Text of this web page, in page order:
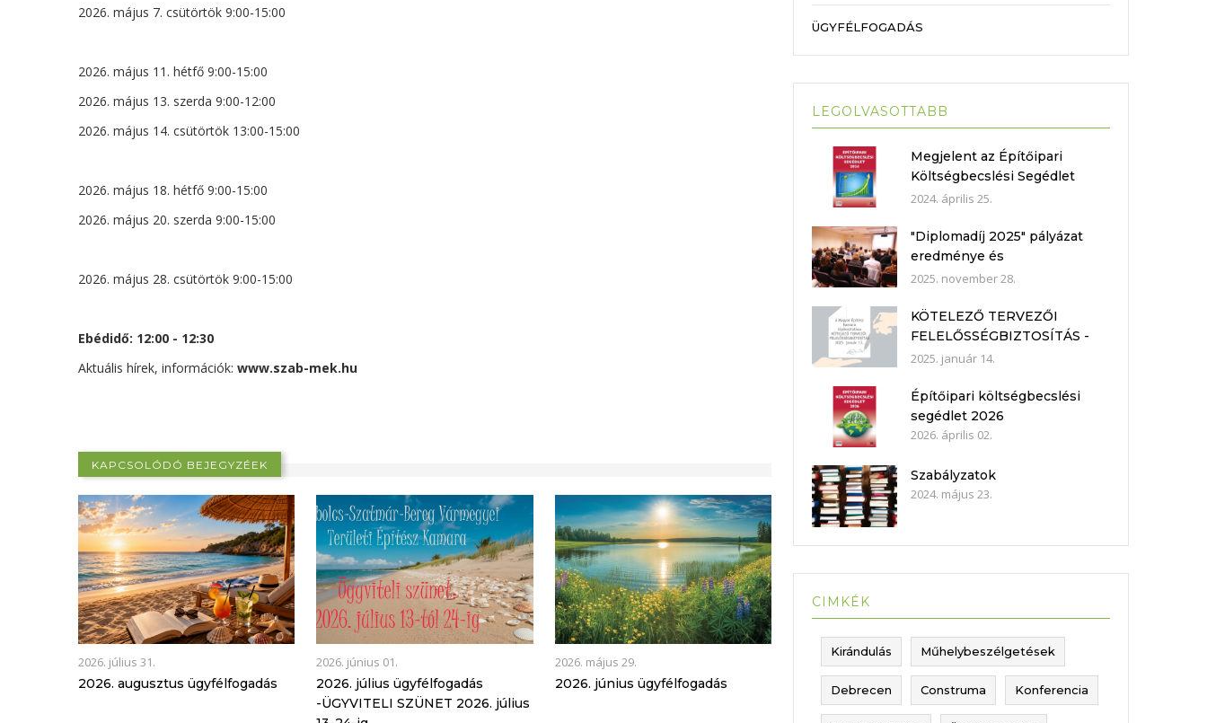
2026. május 7. csütörtök 9:00-15:00
2026. május 11. hétfő 9:00-15:00
2026. május 13. szerda 9:00-12:00
2026. május 14. csütörtök 13:00-15:00
2026. május 18. hétfő 9:00-15:00
2026. május 20. szerda 9:00-15:00
2026. május 28. csütörtök 9:00-15:00
Ebédidő: 12:00 - 12:30
Aktuális hírek, információk: www.szab-mek.hu
KAPCSOLÓDÓ BEJEGYZÉEK
2026. július 31.
2026. augusztus ügyfélfogadás
2026. június 01.
2026. július ügyfélfogadás
-ÜGYVITELI SZÜNET 2026. július
2026. május 29.
2026. június ügyfélfogadás
ÜGYFÉLFOGADÁS
LEGOLVASOTTABB
Megjelent az Építőipari
Költségbecslési Segédlet
2024
2024. április 25.
"Diplomadíj 2025" pályázat
eredménye és
Műhelybeszélgetés 2025.11.21.
2025. november 28.
KÖTELEZŐ TERVEZŐI
FELELŐSSÉGBIZTOSÍTÁS -
nyilatkozat mintákkal
2025. január 14.
Építőipari költségbecslési
segédlet 2026
2026. április 02.
Szabályzatok
2024. május 23.
CIMKÉK
Kirándulás Műhelybeszélgetések
Debrecen Construma Konferencia